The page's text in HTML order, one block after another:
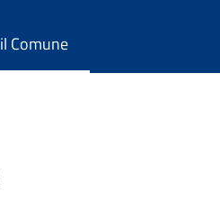
Comune